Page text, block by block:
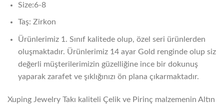
Size:6-8
Taş: Zirkon
Ürünlerimiz 1. Sınıf kalitede olup, özel seri ürünlerden
oluşmaktadır. Ürünlerimiz 14 ayar Gold renginde olup siz
değerli müşterilerimizin güzelliğine ince bir dokunuş
yaparak zarafet ve şıklığınızı ön plana çıkarmaktadır.
Xuping Jewelry Takı kaliteli Çelik ve Pirinç malzemenin Altın